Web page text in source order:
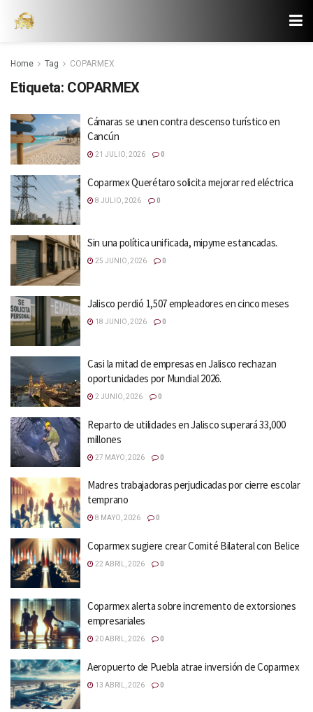
Home Tag COPARMEX
Etiqueta: COPARMEX
Cámaras se unen contra descenso turístico en
Cancún
21 JULIO, 2026 0
Coparmex Querétaro solicita mejorar red eléctrica
8 JULIO, 2026 0
Sin una política unificada, mipyme estancadas.
25 JUNIO, 2026 0
Jalisco perdió 1,507 empleadores en cinco meses
18 JUNIO, 2026 0
Casi la mitad de empresas en Jalisco rechazan
oportunidades por Mundial 2026.
2 JUNIO, 2026 0
Reparto de utilidades en Jalisco superará 33,000
millones
27 MAYO, 2026 0
Madres trabajadoras perjudicadas por cierre escolar
temprano
8 MAYO, 2026 0
Coparmex sugiere crear Comité Bilateral con Belice
22 ABRIL, 2026 0
Coparmex alerta sobre incremento de extorsiones
empresariales
20 ABRIL, 2026 0
Aeropuerto de Puebla atrae inversión de Coparmex
13 ABRIL, 2026 0